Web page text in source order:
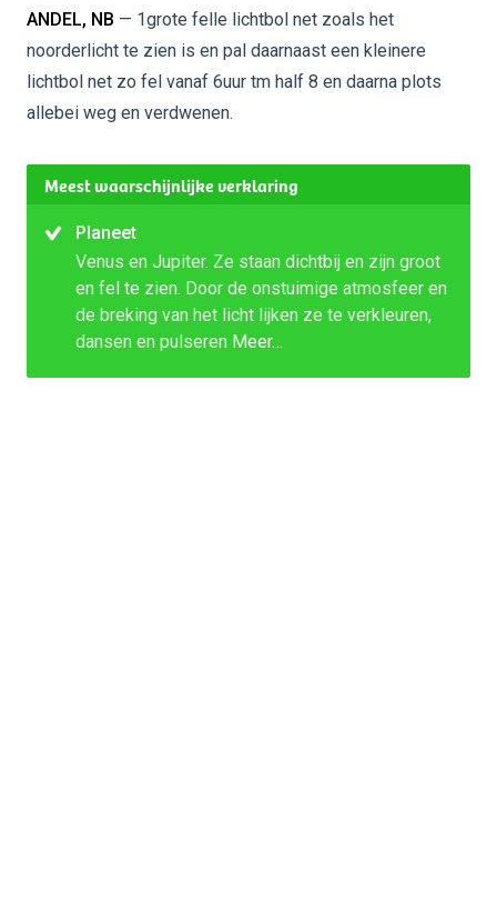
ANDEL, NB — 1grote felle lichtbol net zoals het
noorderlicht te zien is en pal daarnaast een kleinere
lichtbol net zo fel vanaf 6uur tm half 8 en daarna plots
allebei weg en verdwenen.
Meest waarschijnlijke verklaring
Planeet
Venus en Jupiter. Ze staan dichtbij en zijn groot
en fel te zien. Door de onstuimige atmosfeer en
de breking van het licht lijken ze te verkleuren,
dansen en pulseren Meer…